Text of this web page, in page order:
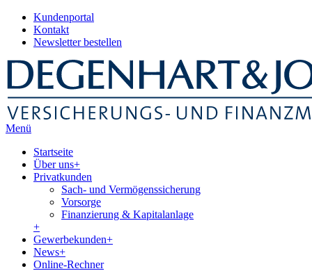
Kundenportal
Kontakt
Newsletter bestellen
Menü
Startseite
Über uns+
Privatkunden
Sach- und Vermögenssicherung
Vorsorge
Finanzierung & Kapitalanlage
+
Gewerbekunden+
News+
Online-Rechner